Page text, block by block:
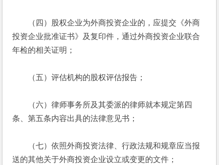
（四）股权企业为外商投资企业的，应提交《外商
投资企业批准证书》及复印件，通过外商投资企业联合
年检的相关证明；
（五）评估机构的股权评估报告；
（六）律师事务所及其委派的律师就本规定第四
条、第五条内容出具的法律意见书；
（七）依照外商投资法律、行政法规和规章应当报
送的其他关于外商投资企业设立或变更的文件；